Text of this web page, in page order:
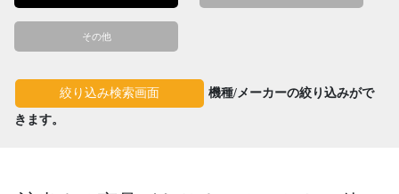
その他
絞り込み検索画面 機種/メーカーの絞り込みがで
きます。